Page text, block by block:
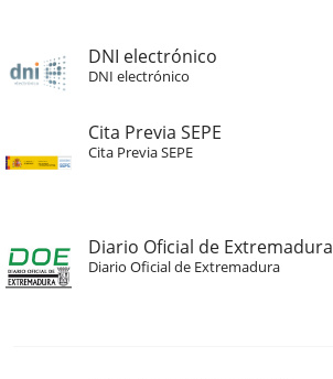
DNI electrónico
DNI electrónico
Cita Previa SEPE
Cita Previa SEPE
Diario Oficial de Extremadura
Diario Oficial de Extremadura